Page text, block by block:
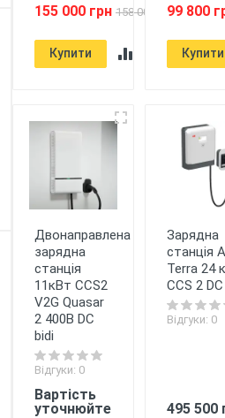
155 000 грн 158 000 грн
Купити
99 800
Купити
Двонаправлена
зарядна
станція
11кВт CCS2
V2G Quasar
2 400В DC
bidi
Відгуки: 0
Вартість
уточнюйте
Зарядна
станція
Terra 24
CCS 2 DC
Відгуки: 0
495 500